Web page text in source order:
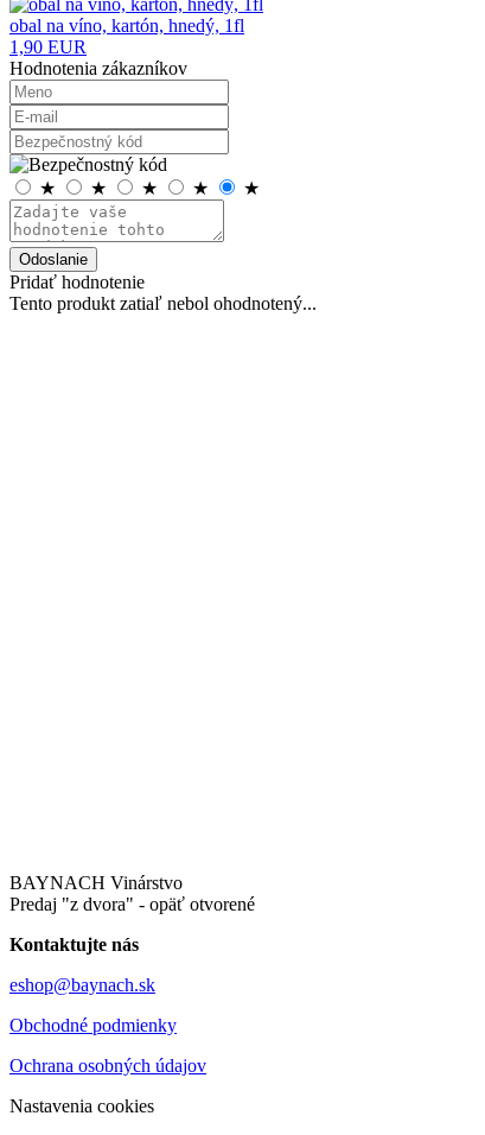
obal na víno, kartón, hnedý, 1fl
1,90 EUR
Hodnotenia zákazníkov
★ ★ ★ ★ ★
Odoslanie
Pridať hodnotenie
Tento produkt zatiaľ nebol ohodnotený...
BAYNACH Vinárstvo
Predaj "z dvora" - opäť otvorené
Kontaktujte nás
eshop@baynach.sk
Obchodné podmienky
Ochrana osobných údajov
Nastavenia cookies